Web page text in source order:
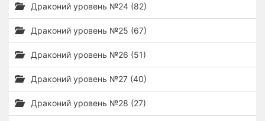
Драконий уровень №24 (82)
Драконий уровень №25 (67)
Драконий уровень №26 (51)
Драконий уровень №27 (40)
Драконий уровень №28 (27)